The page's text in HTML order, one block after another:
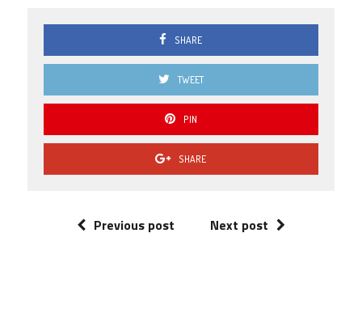
SHARE
TWEET
PIN
SHARE
Previous post Next post